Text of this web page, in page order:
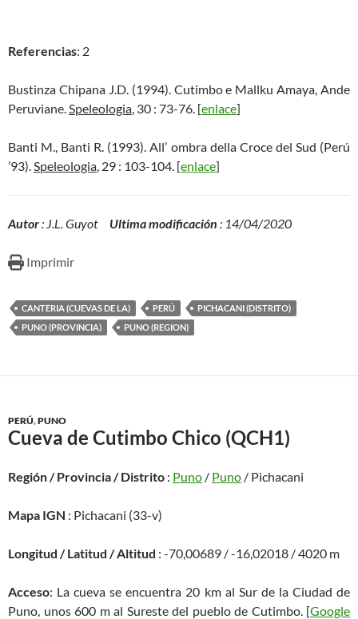
Referencias: 2
Bustinza Chipana J.D. (1994). Cutimbo e Mallku Amaya, Ande
Peruviane.Speleologia, 30 : 73-76. [enlace]
Banti M., Banti R. (1993). All’ ombra della Croce del Sud (Perú
’93).Speleologia, 29 : 103-104. [enlace]
Autor: J.L. Guyot Ultima modificación : 14/04/2020
Imprimir
CANTERIA (CUEVAS DE LA) PERÚ
PICHACANI (DISTRITO)
PUNO (PROVINCIA)
PUNO (REGION)
PERÚ,PUNO
Cueva de Cutimbo Chico (QCH1)
Región / Provincia / Distrito : Puno / Puno / Pichacani
Mapa IGN : Pichacani (33-v)
Longitud / Latitud / Altitud : -70,00689 / -16,02018 / 4020 m
Acceso: La cueva se encuentra 20 km al Sur de la Ciudad de
Puno, unos 600 m al Sureste del pueblo de Cutimbo. [Google